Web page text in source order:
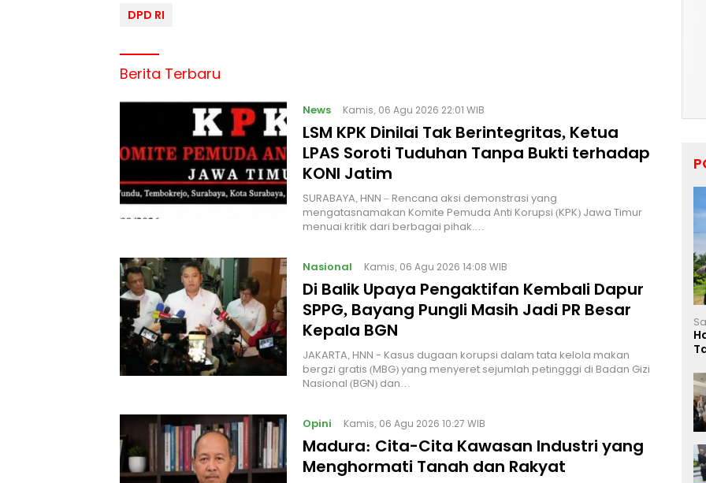
DPD RI
Berita Terbaru
News Kamis, 06 Agu 2026 22:01 WIB
LSM KPK Dinilai Tak Berintegritas, Ketua
LPAS Soroti Tuduhan Tanpa Bukti terhadap
KONI Jatim
SURABAYA, HNN – Rencana aksi demonstrasi yang
mengatasnamakan Komite Pemuda Anti Korupsi (KPK) Jawa Timur
menuai kritik dari berbagai pihak.…
Nasional Kamis, 06 Agu 2026 14:08 WIB
Di Balik Upaya Pengaktifan Kembali Dapur
SPPG, Bayang Pungli Masih Jadi PR Besar
Kepala BGN
JAKARTA, HNN - Kasus dugaan korupsi dalam tata kelola makan
bergzi gratis (MBG) yang menyeret sejumlah petingggi di Badan Gizi
Nasional (BGN) dan…
Opini Kamis, 06 Agu 2026 10:27 WIB
Madura: Cita-Cita Kawasan Industri yang
Menghormati Tanah dan Rakyat